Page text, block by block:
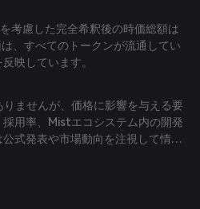
考慮した完全希釈後の時価総額は
、すべてのトークンが流通してい
映しています。
ませんが、価格に影響を与える要
用率、Mistエコシステム内の開発
式発表や市場動向を注視して情報
。